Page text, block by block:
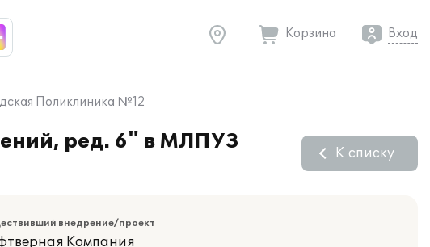
Корзина Вход
Поликлиника №12
ред. 6" в МЛПУЗ
К списку
внедрение/проект
Компания